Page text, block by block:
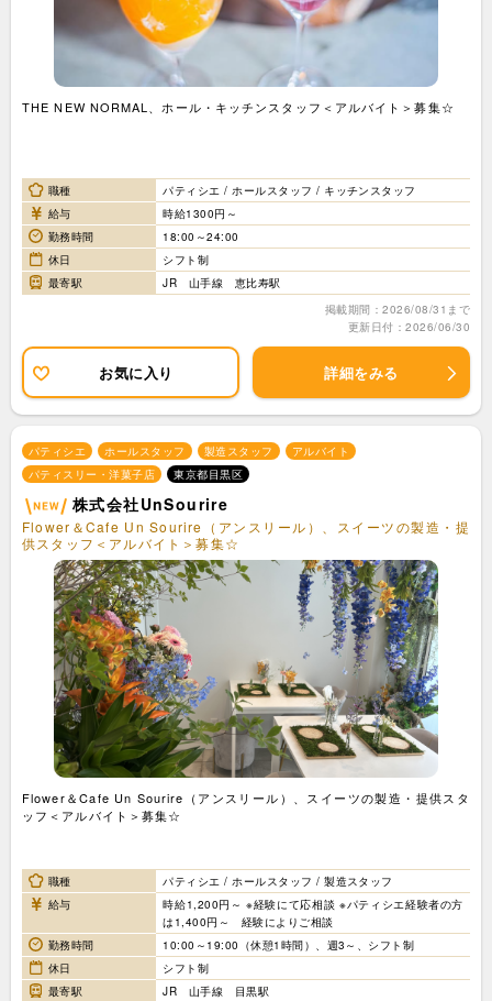
THE NEW NORMAL、ホール・キッチンスタッフ＜アルバイト＞募集☆
職種
パティシエ / ホールスタッフ / キッチンスタッフ
給与
時給1300円～
勤務時間
18:00～24:00
休日
シフト制
最寄駅
JR 山手線 恵比寿駅
掲載期間：2026/08/31まで
更新日付：2026/06/30
お気に入り 詳細をみる
パティシエ ホールスタッフ 製造スタッフ
アルバイト
パティスリー・洋菓子店
東京都目黒区
株式会社UnSourire
Flower＆Cafe Un Sourire（アンスリール）、スイーツの製造・提
供スタッフ＜アルバイト＞募集☆
Flower＆Cafe Un Sourire（アンスリール）、スイーツの製造・提供スタ
ッフ＜アルバイト＞募集☆
職種
パティシエ / ホールスタッフ / 製造スタッフ
給与
時給1,200円～ ※経験にて応相談 ※パティシエ経験者の方
は1,400円～ 経験によりご相談
勤務時間
10:00～19:00（休憩1時間）、週3～、シフト制
休日
シフト制
最寄駅
JR 山手線 目黒駅